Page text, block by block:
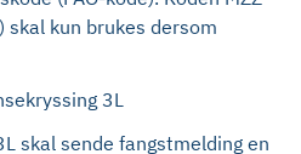
kun brukes dersom
3L
skal sende fangstmelding en